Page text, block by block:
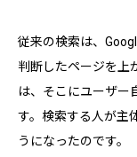
従来の検索は、
判断したページを上
は、そこにユーザー
す。検索する人が主
うになったのです。